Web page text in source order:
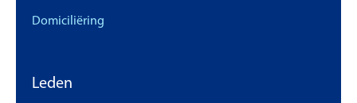
Domiciliëring
Leden